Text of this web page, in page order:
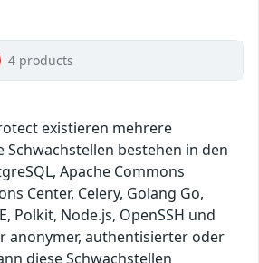
4 products
existieren mehrere
Schwachstellen bestehen in den
Apache Commons
Center, Celery, Golang Go,
Polkit, Node.js, OpenSSH und
anonymer, authentisierter oder
diese Schwachstellen